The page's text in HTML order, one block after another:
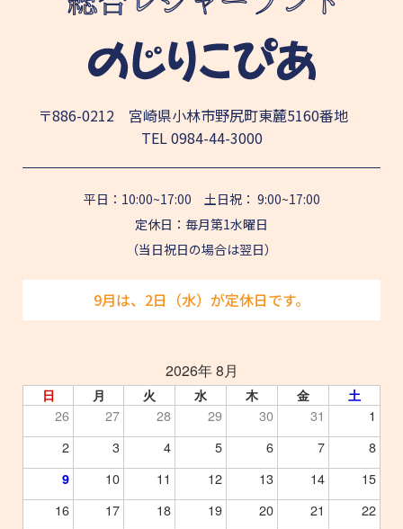
〒886-0212 宮崎県小林市野尻町東麓5160番地
TEL0984-44-3000
平日：10:00~17:00 土日祝： 9:00~17:00
定休日：毎月第1水曜日
（当日祝日の場合は翌日）
9月は、2日（水）が定休日です。
2026年 8月
日 月 火 水 木 金 土
26 27 28 29 30 31
1
2
3 4 5 6 7 8
9 10 11 12 13 14
15
16
17 18 19 20 21
22